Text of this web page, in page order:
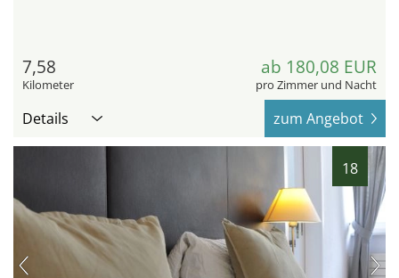
7,58
Kilometer
ab 180,08 EUR
pro Zimmer und Nacht
Details zum Angebot
18